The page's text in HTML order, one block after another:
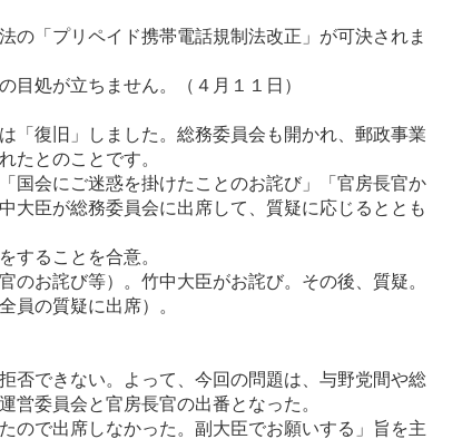
の「プリペイド携帯電話規制法改正」が可決さ れま
目処が立ちません。（４月１１日）
「復旧」しました。総務委員会も開かれ、郵政事業
たとのことです。
国会にご迷惑を掛けたことのお詫び」「官房長官か
大臣が総務委員会に出席して、質疑に応じると とも
することを合意。
のお詫び等）。竹中大臣がお詫び。その後、質疑。
員の質疑に出席）。
否できない。よって、今回の問題は、与野党間や総
営委員会と官房長官の出番となった。
で出席しなかった。副大臣でお願いする」旨を主